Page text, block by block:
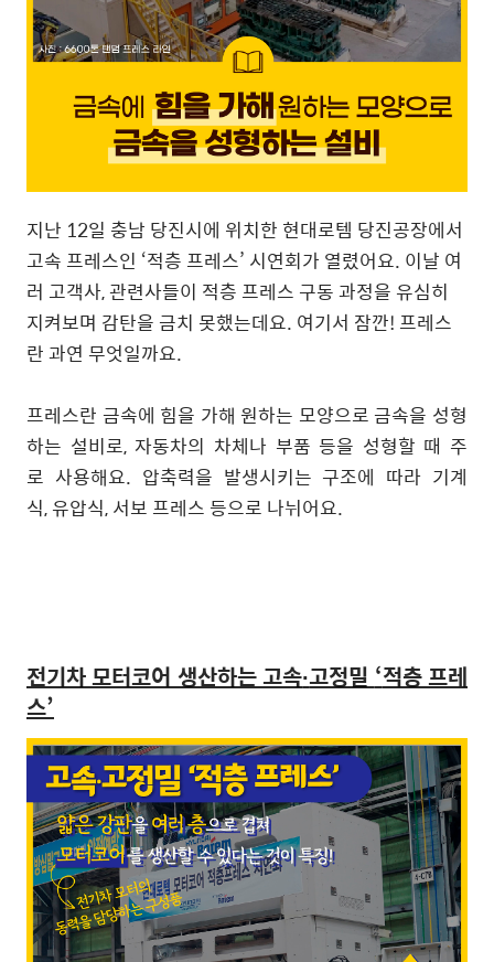
지난 12일 충남 당진시에 위치한 현대로템 당진공장에서
고속 프레스인 ‘적층 프레스’ 시연회가 열렸어요. 이날 여
러 고객사, 관련사들이 적층 프레스 구동 과정을 유심히
지켜보며 감탄을 금치 못했는데요. 여기서 잠깐! 프레스
란 과연 무엇일까요.
프레스란 금속에 힘을 가해 원하는 모양으로 금속을 성형
하는 설비로, 자동차의 차체나 부품 등을 성형할 때 주
로 사용해요. 압축력을 발생시키는 구조에 따라 기계
식, 유압식, 서보 프레스 등으로 나뉘어요.
전기차 모터코어 생산하는 고속∙고정밀 ‘적층 프레
스’